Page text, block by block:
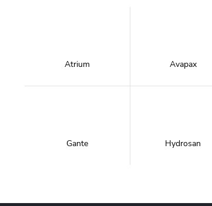
Atrium Avapax
Gante Hydrosan